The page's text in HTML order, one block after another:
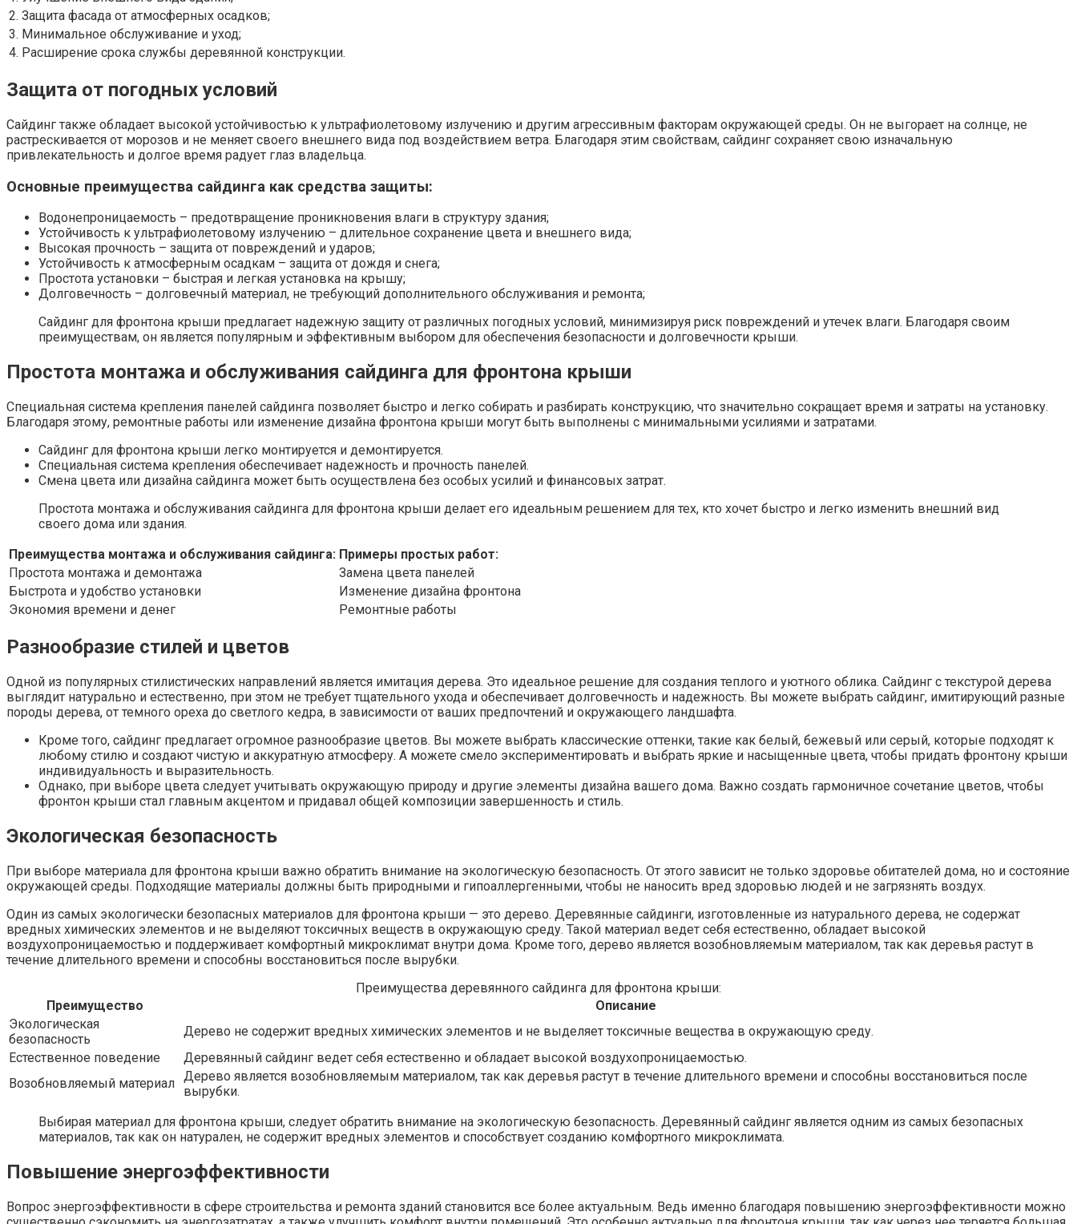
2. Защита фасада от атмосферных осадков;
3. Минимальное обслуживание и уход;
4. Расширение срока службы деревянной конструкции.
Защита от погодных условий
Сайдинг также обладает высокой устойчивостью к ультрафиолетовому излучению и другим агрессивным факторам окружающей среды. Он не выгорает на солнце, не
растрескивается от морозов и не меняет своего внешнего вида под воздействием ветра. Благодаря этим свойствам, сайдинг сохраняет свою изначальную
привлекательность и долгое время радует глаз владельца.
Основные преимущества сайдинга как средства защиты:
Водонепроницаемость – предотвращение проникновения влаги в структуру здания;
Устойчивость к ультрафиолетовому излучению – длительное сохранение цвета и внешнего вида;
Высокая прочность – защита от повреждений и ударов;
Устойчивость к атмосферным осадкам – защита от дождя и снега;
Простота установки – быстрая и легкая установка на крышу;
Долговечность – долговечный материал, не требующий дополнительного обслуживания и ремонта;
Сайдинг для фронтона крыши предлагает надежную защиту от различных погодных условий, минимизируя риск повреждений и утечек влаги. Благодаря своим
преимуществам, он является популярным и эффективным выбором для обеспечения безопасности и долговечности крыши.
Простота монтажа и обслуживания сайдинга для фронтона крыши
Специальная система крепления панелей сайдинга позволяет быстро и легко собирать и разбирать конструкцию, что значительно сокращает время и затраты на установку.
Благодаря этому, ремонтные работы или изменение дизайна фронтона крыши могут быть выполнены с минимальными усилиями и затратами.
Сайдинг для фронтона крыши легко монтируется и демонтируется.
Специальная система крепления обеспечивает надежность и прочность панелей.
Смена цвета или дизайна сайдинга может быть осуществлена без особых усилий и финансовых затрат.
Простота монтажа и обслуживания сайдинга для фронтона крыши делает его идеальным решением для тех, кто хочет быстро и легко изменить внешний вид
своего дома или здания.
Преимущества монтажа и обслуживания сайдинга: Примеры простых работ:
Простота монтажа и демонтажа
Замена цвета панелей
Быстрота и удобство установки
Изменение дизайна фронтона
Экономия времени и денег
Ремонтные работы
Разнообразие стилей и цветов
Одной из популярных стилистических направлений является имитация дерева. Это идеальное решение для создания теплого и уютного облика. Сайдинг с текстурой дерева
выглядит натурально и естественно, при этом не требует тщательного ухода и обеспечивает долговечность и надежность. Вы можете выбрать сайдинг, имитирующий разные
породы дерева, от темного ореха до светлого кедра, в зависимости от ваших предпочтений и окружающего ландшафта.
Кроме того, сайдинг предлагает огромное разнообразие цветов. Вы можете выбрать классические оттенки, такие как белый, бежевый или серый, которые подходят к
любому стилю и создают чистую и аккуратную атмосферу. А можете смело экспериментировать и выбрать яркие и насыщенные цвета, чтобы придать фронтону крыши
индивидуальность и выразительность.
Однако, при выборе цвета следует учитывать окружающую природу и другие элементы дизайна вашего дома. Важно создать гармоничное сочетание цветов, чтобы
фронтон крыши стал главным акцентом и придавал общей композиции завершенность и стиль.
Экологическая безопасность
При выборе материала для фронтона крыши важно обратить внимание на экологическую безопасность. От этого зависит не только здоровье обитателей дома, но и состояние
окружающей среды. Подходящие материалы должны быть природными и гипоаллергенными, чтобы не наносить вред здоровью людей и не загрязнять воздух.
Один из самых экологически безопасных материалов для фронтона крыши — это дерево. Деревянные сайдинги, изготовленные из натурального дерева, не содержат
вредных химических элементов и не выделяют токсичных веществ в окружающую среду. Такой материал ведет себя естественно, обладает высокой
воздухопроницаемостью и поддерживает комфортный микроклимат внутри дома. Кроме того, дерево является возобновляемым материалом, так как деревья растут в
течение длительного времени и способны восстановиться после вырубки.
Преимущества деревянного сайдинга для фронтона крыши:
Преимущество
Описание
Экологическая
безопасность
Дерево не содержит вредных химических элементов и не выделяет токсичные вещества в окружающую среду.
Естественное поведение
Деревянный сайдинг ведет себя естественно и обладает высокой воздухопроницаемостью.
Возобновляемый материал
Дерево является возобновляемым материалом, так как деревья растут в течение длительного времени и способны восстановиться после
вырубки.
Выбирая материал для фронтона крыши, следует обратить внимание на экологическую безопасность. Деревянный сайдинг является одним из самых безопасных
материалов, так как он натурален, не содержит вредных элементов и способствует созданию комфортного микроклимата.
Повышение энергоэффективности
Вопрос энергоэффективности в сфере строительства и ремонта зданий становится все более актуальным. Ведь именно благодаря повышению энергоэффективности можно